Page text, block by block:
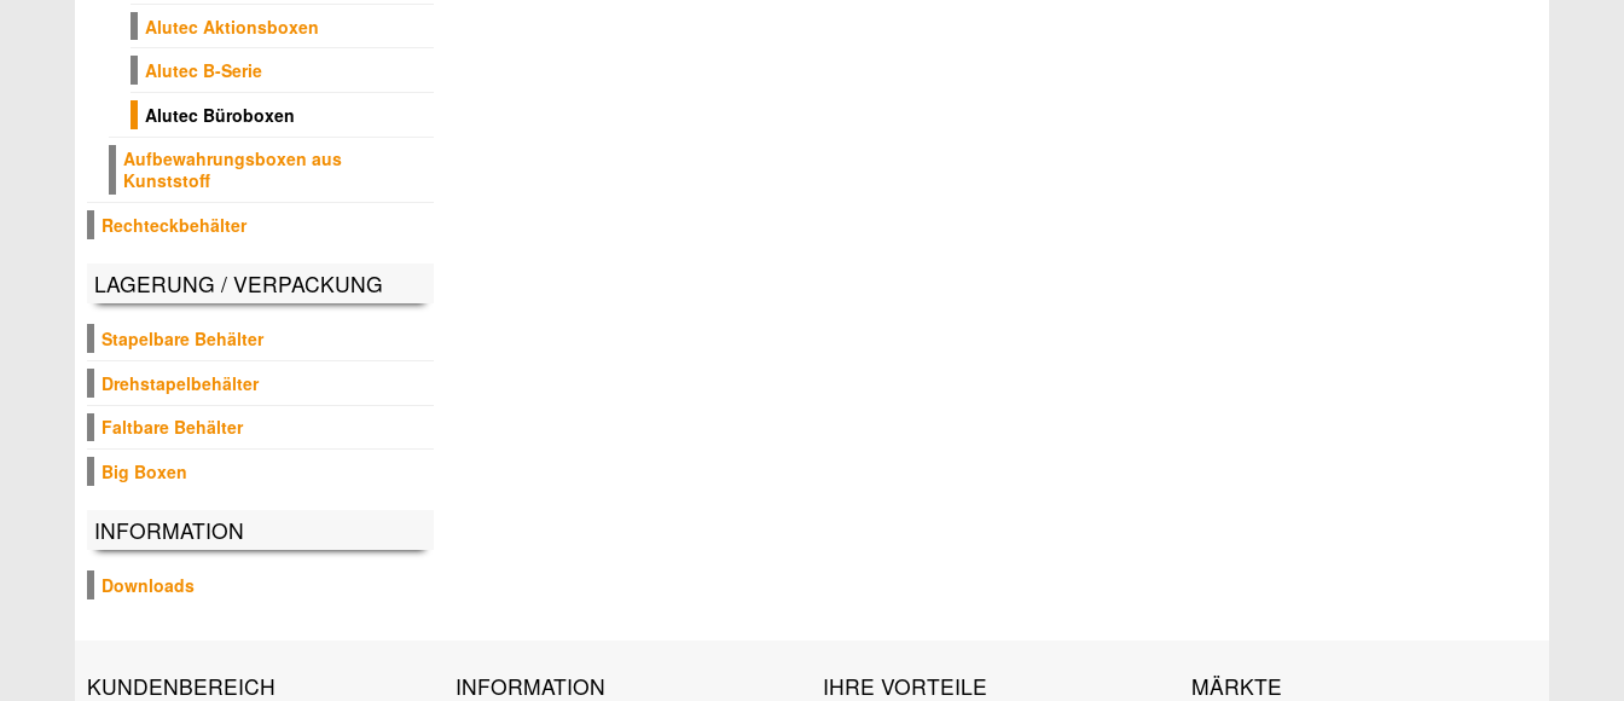
Alutec Aktionsboxen
Alutec B-Serie
Alutec Büroboxen
Aufbewahrungsboxen aus
Kunststoff
Rechteckbehälter
LAGERUNG / VERPACKUNG
Stapelbare Behälter
Drehstapelbehälter
Faltbare Behälter
Big Boxen
INFORMATION
Downloads
KUNDENBEREICH INFORMATION IHRE VORTEILE MÄRKTE